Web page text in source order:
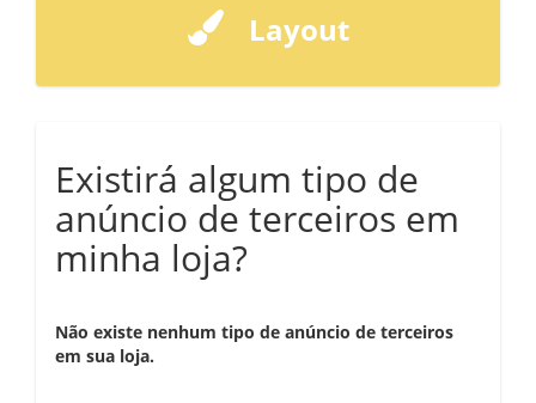
Layout
Existirá algum tipo de
anúncio de terceiros em
minha loja?
Não existe nenhum tipo de anúncio de terceiros
em sua loja.